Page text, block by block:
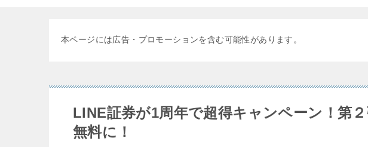
本ページには広告・プロモーションを含む可能性があります。
LINE証券が1周年で超得キャンペーン！第
無料に！